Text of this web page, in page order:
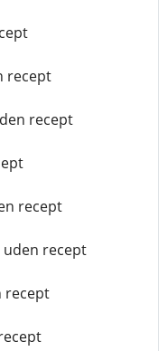
recept
recept
recept
uden recept
recept